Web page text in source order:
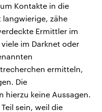
Kontakte in die
langwierige, zähe
Ermittler im
im Darknet oder
ermitteln,
Die
keine Aussagen.
sein, weil die